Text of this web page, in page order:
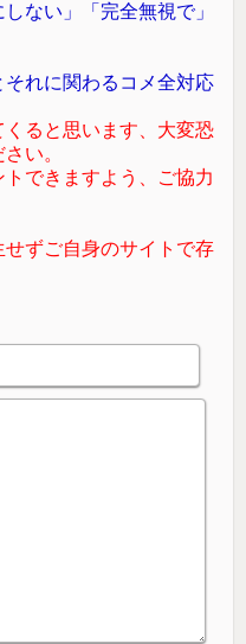
しない」「完全無視で」
れに関わるコメ全対応
ると思います、大変恐
い。
できますよう、ご協力
ずご自身のサイトで存